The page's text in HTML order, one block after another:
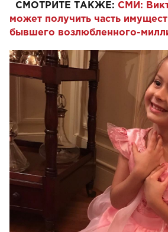
СМОТРИТЕ ТАКЖЕ: СМИ:
может получить часть
бывшего возлюбленного-